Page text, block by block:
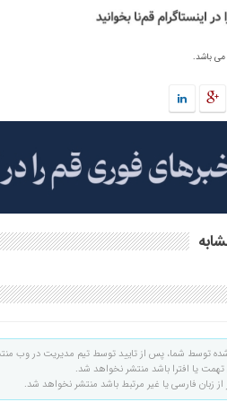
باشد.
توسط شما، پس از تایید توسط تیم مدیریت در وب
یا افترا باشد منتشر نخواهد شد.
از زبان فارسی یا غیر مرتبط باشد منتشر نخواهد شد.